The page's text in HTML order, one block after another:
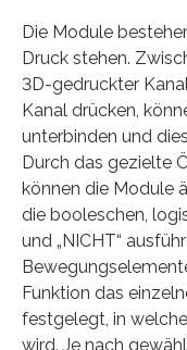
Die Module
Druck stehen.
3D-gedruckter
Kanal drücken,
unterbinden und
Durch das gezielte
können die Module
die booleschen,
und „NICHT“
Funktion das
festgelegt, in
wird. Je nach